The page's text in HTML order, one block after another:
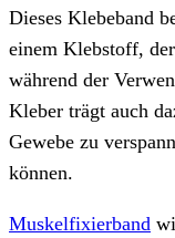
Dieses Klebeband
einem Klebstoff,
während der
Kleber trägt auch
Gewebe zu
können.
Muskelfixierband